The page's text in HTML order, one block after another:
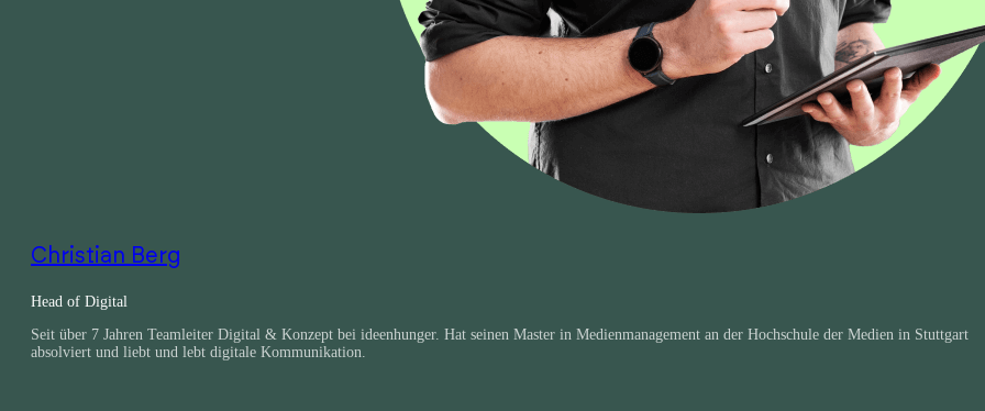
Christian Berg
Head of Digital
Seit über 7 Jahren Team­leiter Digital & Konzept bei ideen­hunger. Hat seinen Master in Medien­management an der Hoch­schule der Medien in Stuttgart
absolviert und liebt und lebt digitale Kommunikation.